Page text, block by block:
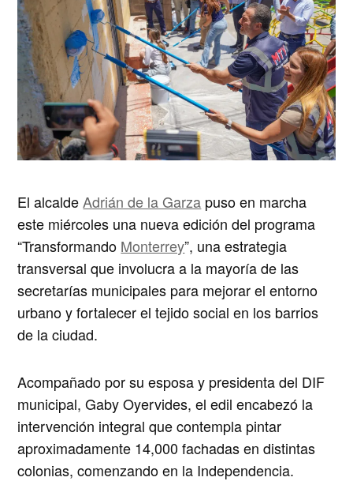
El alcaldeAdrián de la Garza puso en marcha
este miércoles una nueva edición del programa
“Transformando Monterrey”, una estrategia
transversal que involucra a la mayoría de las
secretarías municipales para mejorar el entorno
urbano y fortalecer el tejido social en los barrios
de la ciudad.
Acompañado por su esposa y presidenta del DIF
municipal, Gaby Oyervides, el edil encabezó la
intervención integral que contempla pintar
aproximadamente 14,000 fachadas en distintas
colonias, comenzando en la Independencia.